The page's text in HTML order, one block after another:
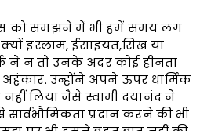
को समझने में भी हमें समय लग
इस्लाम, ईसाइयत,सिख या
ने न तो उनके अंदर कोई हीनता
अहंकार. उन्होंने अपने ऊपर धार्मिक
नहीं लिया जैसे स्वामी दयानंद ने
प्रदान करने की भी